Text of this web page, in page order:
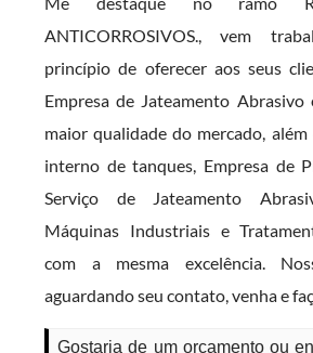
ANTICORROSIVOS., vem
princípio de oferecer aos seus
Empresa de Jateamento Abrasivo
maior qualidade do mercado,
interno de tanques, Empresa de
Serviço de Jateamento
Máquinas Industriais e
com a mesma excelência.
aguardando seu contato, venha e
Gostaria de um orçamento ou